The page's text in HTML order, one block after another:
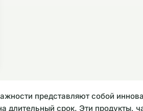
представляют собой
длительный срок. Эти